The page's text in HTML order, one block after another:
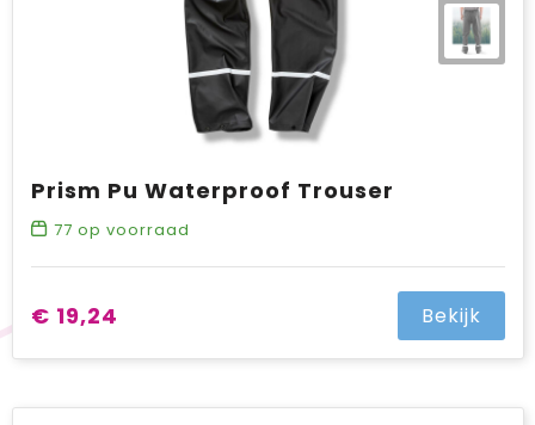
Prism Pu Waterproof Trouser
77 op voorraad
€ 19,24 Bekijk